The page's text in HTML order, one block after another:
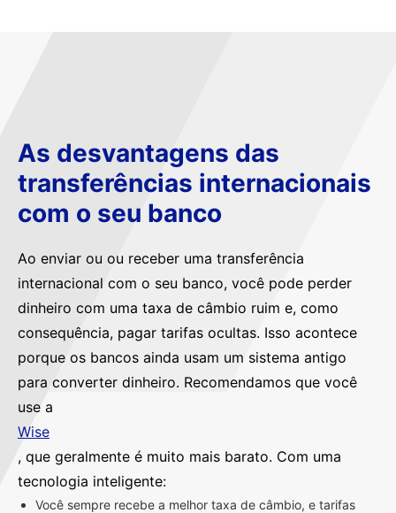
As desvantagens das
transferências internacionais
com o seu banco
Ao enviar ou ou receber uma transferência
internacional com o seu banco, você pode perder
dinheiro com uma taxa de câmbio ruim e, como
consequência, pagar tarifas ocultas. Isso acontece
porque os bancos ainda usam um sistema antigo
para converter dinheiro. Recomendamos que você
use a
Wise
, que geralmente é muito mais barato. Com uma
tecnologia inteligente:
Você sempre recebe a melhor taxa de câmbio, e tarifas